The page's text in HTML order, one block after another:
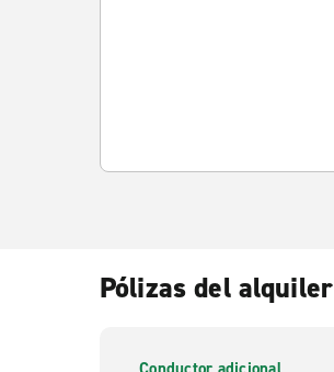
Pólizas del alquiler